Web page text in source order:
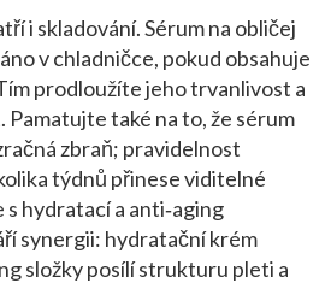
i skladování. Sérum na obličej
v chladničce, pokud obsahuje
prodloužíte jeho trvanlivost a
také na to, že sérum
zbraň; pravidelnost
týdnů přinese viditelné
hydratací a anti‑aging
synergii: hydratační krém
složky posílí strukturu pleti a